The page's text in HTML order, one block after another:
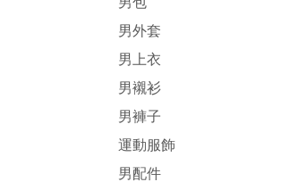
男外套
男上衣
男襯衫
男褲子
運動服飾
男配件